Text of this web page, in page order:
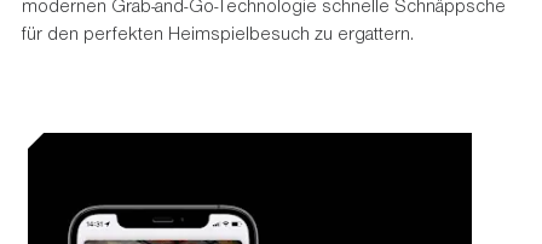
modernen Grab-and-Go-Technologie schnelle Schnäppsche
für den perfekten Heimspielbesuch zu ergattern.